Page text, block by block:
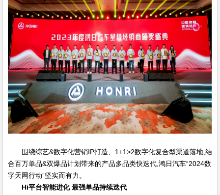
围绕综艺&数字化营销IP打造、1+1>2数字化复合型渠道落地,结
合百万单品&双爆品计划带来的产品多品类快迭代,鸿日汽车“2024数
字天网行动”坚实而有力。
Hi平台智能进化 最强单品持续迭代